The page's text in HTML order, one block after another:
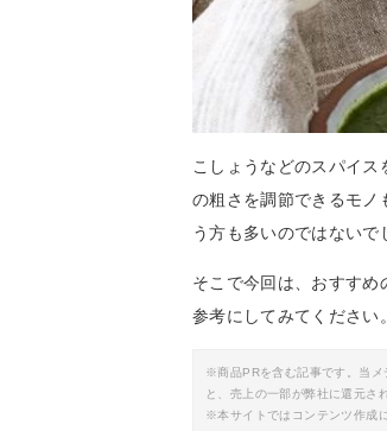
こしょうなどのスパイ
の粗さを調節できるモノ
う方も多いのではないで
そこで今回は、おすす
参考にしてみてください。
※商品PRを含む記事です。当メ
と、売上の一部が弊社に還元さ
※本サイトではコンテンツ作成